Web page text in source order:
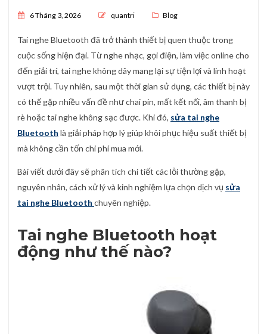
Posted on
6 Tháng 3, 2026 quantri Blog
Tai nghe Bluetooth đã trở thành thiết bị quen thuộc trong
cuộc sống hiện đại. Từ nghe nhạc, gọi điện, làm việc online cho
đến giải trí, tai nghe không dây mang lại sự tiện lợi và linh hoạt
vượt trội. Tuy nhiên, sau một thời gian sử dụng, các thiết bị này
có thể gặp nhiều vấn đề như chai pin, mất kết nối, âm thanh bị
rè hoặc tai nghe không sạc được. Khi đó, sửa tai nghe
Bluetooth là giải pháp hợp lý giúp khôi phục hiệu suất thiết bị
mà không cần tốn chi phí mua mới.
Bài viết dưới đây sẽ phân tích chi tiết các lỗi thường gặp,
nguyên nhân, cách xử lý và kinh nghiệm lựa chọn dịch vụ sửa
tai nghe Bluetooth chuyên nghiệp.
Tai nghe Bluetooth hoạt
động như thế nào?